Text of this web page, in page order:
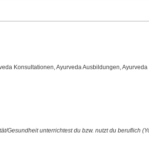
Konsultationen, Ayurveda Ausbildungen,
Gesundheit unterrichtest du bzw. nutzt du beruflich